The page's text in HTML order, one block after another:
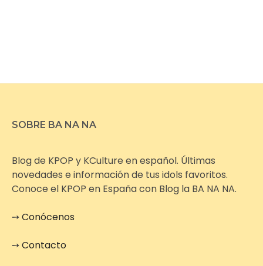
SOBRE BA NA NA
Blog de KPOP y KCulture en español. Últimas
novedades e información de tus idols favoritos.
Conoce el KPOP en España con Blog la BA NA NA.
➙Conócenos
➙Contacto